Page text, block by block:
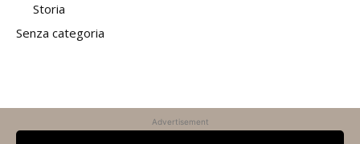
Storia
Senza categoria
Advertisement